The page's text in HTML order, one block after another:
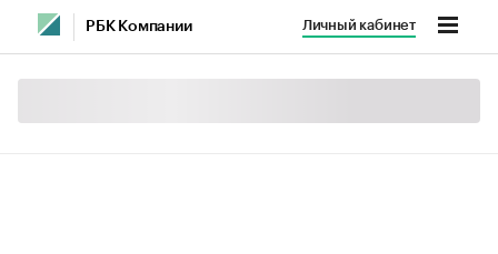
РБК Компании Личный кабинет